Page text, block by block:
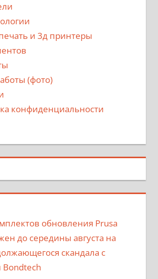
и 3д принтеры
(фото)
конфиденциальности
обновления Prusa
до середины августа на
скандала с
Bondtech